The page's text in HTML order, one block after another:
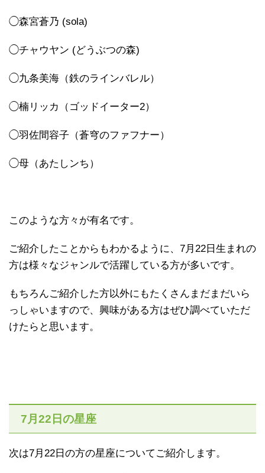
◯森宮蒼乃 (sola)
◯チャウヤン (どうぶつの森)
◯九条美海（鉄のラインバレル）
◯楠リッカ（ゴッドイーター2）
◯羽佐間容子（蒼穹のファフナー）
◯母（あたしンち）
このような方々が有名です。
ご紹介したことからもわかるように、7月22日生まれの
方は様々なジャンルで活躍している方が多いです。
もちろんご紹介した方以外にもたくさんまだまだいら
っしゃいますので、興味がある方はぜひ調べていただ
けたらと思います。
7月22日の星座
次は7月22日の方の星座についてご紹介します。